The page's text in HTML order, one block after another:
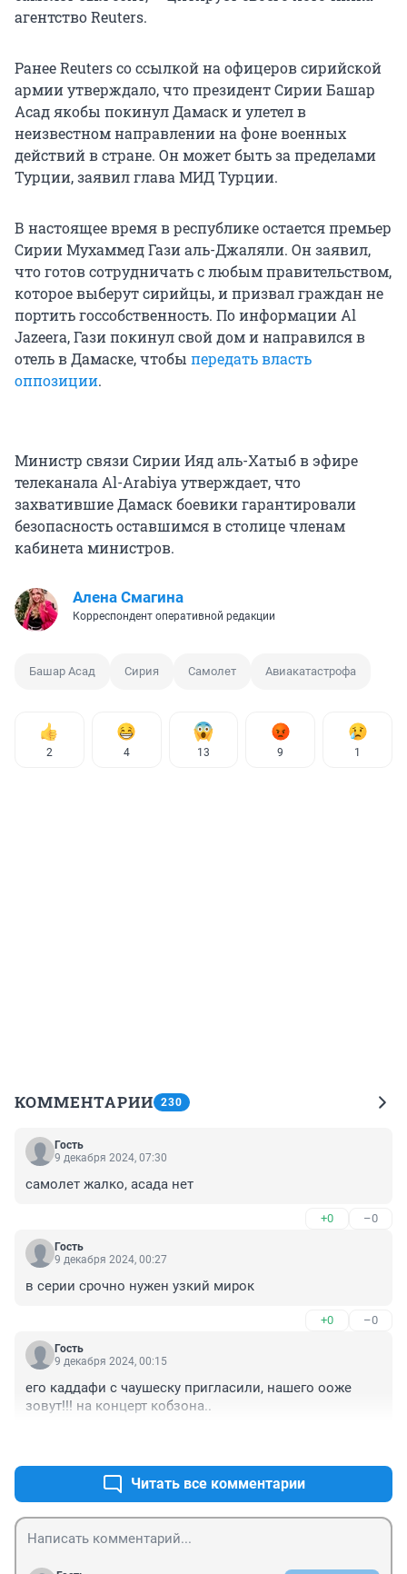
агентство Reuters.
Ранее Reuters со ссылкой на офицеров сирийской
армии утверждало, что президент Сирии Башар
Асад якобы покинул Дамаск и улетел в
неизвестном направлении на фоне военных
действий в стране. Он может быть за пределами
Турции, заявил глава МИД Турции.
В настоящее время в республике остается премьер
Сирии Мухаммед Гази аль-Джаляли. Он заявил,
что готов сотрудничать с любым правительством,
которое выберут сирийцы, и призвал граждан не
портить госсобственность. По информации Al
Jazeera, Гази покинул свой дом и направился в
отель в Дамаске, чтобы передать власть
оппозиции.
Министр связи Сирии Ияд аль-Хатыб в эфире
телеканала Al-Arabiya утверждает, что
захватившие Дамаск боевики гарантировали
безопасность оставшимся в столице членам
кабинета министров.
Алена Смагина
Корреспондент оперативной редакции
Башар Асад Сирия Самолет Авиакатастрофа
2 4 13 9 1
КОММЕНТАРИИ 230
Гость
9 декабря 2024, 07:30
самолет жалко, асада нет
+0 –0
Гость
9 декабря 2024, 00:27
в серии срочно нужен узкий мирок
+0 –0
Гость
9 декабря 2024, 00:15
его каддафи с чаушеску пригласили, нашего ооже
зовут!!! на концерт кобзона..
Читать все комментарии